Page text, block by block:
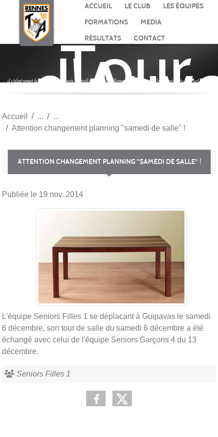
ACCUEIL LE CLUB
LES ÉQUIPES
FORMATIONS
MEDIA
RÉSULTATS
CONTACT
Tour
Accueil
Attention changement planning "samedi de salle" !
ATTENTION CHANGEMENT PLANNING "SAMEDI DE SALLE" !
Publiée le 19 nov. 2014
L'équipe Seniors Filles 1 se déplacant à Guipavas le samedi
6 décembre, son tour de salle du samedi 6 décembre a été
échangé avec celui de l'équipe Seniors Garçons 4 du 13
décembre.
Seniors Filles 1
Panneau de gestion des cookies